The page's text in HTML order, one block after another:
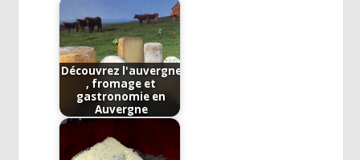
Découvrez l'auvergne
, fromage et
gastronomie en
Auvergne